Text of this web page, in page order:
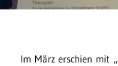
Im März erschien mit „